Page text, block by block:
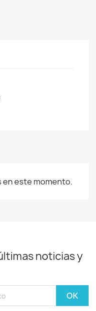
en este momento.
noticias y